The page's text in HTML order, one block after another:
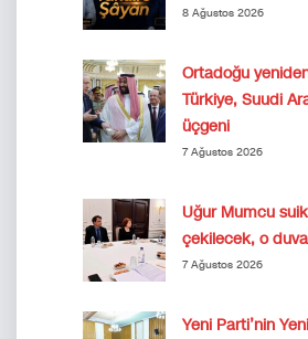
8 Ağustos 2026
Ortadoğu
Türkiye, Suudi
üçgeni
7 Ağustos 2026
Uğur Mumcu
çekilecek, o
7 Ağustos 2026
Yeni Parti’nin